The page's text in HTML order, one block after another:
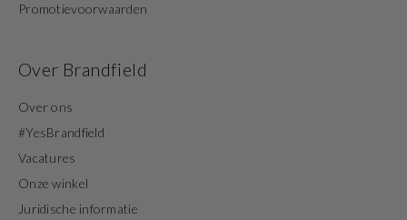
Promotievoorwaarden
Over Brandfield
Over ons
#YesBrandfield
Vacatures
Onze winkel
Juridische informatie